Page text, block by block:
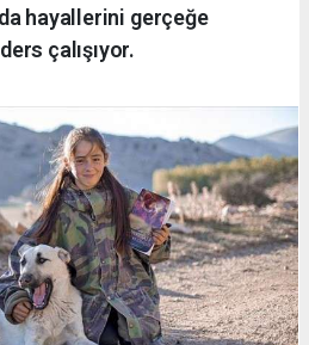
hayallerini gerçeğe
çalışıyor.